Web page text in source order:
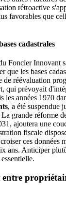
rétroactive
favorables que
cadastrales
Foncier Innovant
que les bases
de réévaluation
qui prévoyait
les années 1970
, a été suspendue
grande réforme
ajoutera une
fiscale
ces données
ans. Anticiper